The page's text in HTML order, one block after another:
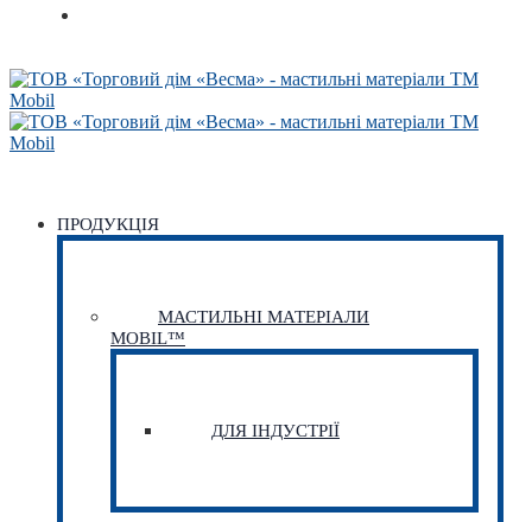
ПРОДУКЦІЯ
МАСТИЛЬНІ МАТЕРІАЛИ
MOBIL™
ДЛЯ ІНДУСТРІЇ